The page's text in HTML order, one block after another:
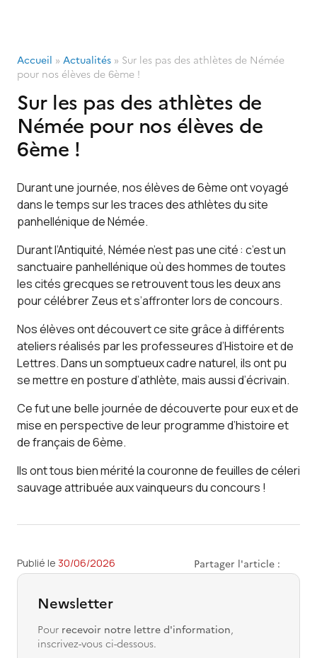
Accueil » Actualités » Sur les pas des athlètes de Némée
pour nos élèves de 6ème !
Sur les pas des athlètes de
Némée pour nos élèves de
6ème !
Durant une journée, nos élèves de 6ème ont voyagé
dans le temps sur les traces des athlètes du site
panhellénique de Némée.
Durant l’Antiquité, Némée n’est pas une cité : c’est un
sanctuaire panhellénique où des hommes de toutes
les cités grecques se retrouvent tous les deux ans
pour célébrer Zeus et s’affronter lors de concours.
Nos élèves ont découvert ce site grâce à différents
ateliers réalisés par les professeures d’Histoire et de
Lettres. Dans un somptueux cadre naturel, ils ont pu
se mettre en posture d’athlète, mais aussi d’écrivain.
Ce fut une belle journée de découverte pour eux et de
mise en perspective de leur programme d’histoire et
de français de 6ème.
Ils ont tous bien mérité la couronne de feuilles de céleri
sauvage attribuée aux vainqueurs du concours !
Publié le 30/06/2026 Partager l'article :
Newsletter
Pour recevoir notre lettre d'information,
inscrivez-vous ci-dessous.